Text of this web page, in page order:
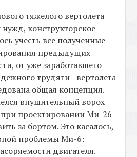
тяжелого вертолета
конструкторское
учесть все полученные
предыдущих
от уже заработавшего
трудяги - вертолета
общая концепция.
внушительный ворох
проектировании Ми-26
за бортом. Это касалось,
проблемы Ми-6:
двигателя.